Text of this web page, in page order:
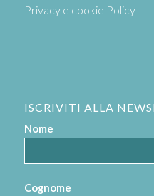
Privacy e cookie Policy
ISCRIVITI ALLA
Nome
Cognome